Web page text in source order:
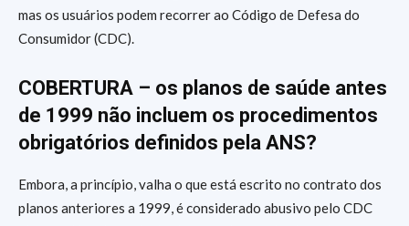
mas os usuários podem recorrer ao Código de Defesa do
Consumidor (CDC).
COBERTURA – os planos de saúde antes
de 1999 não incluem os procedimentos
obrigatórios definidos pela ANS?
Embora, a princípio, valha o que está escrito no contrato dos
planos anteriores a 1999, é considerado abusivo pelo CDC